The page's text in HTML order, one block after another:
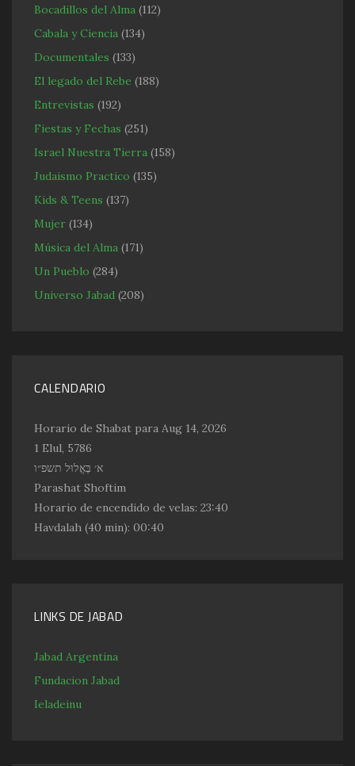
Bocadillos del Alma (112)
Cabala y Ciencia (134)
Documentales (133)
El legado del Rebe (188)
Entrevistas (192)
Fiestas y Fechas (251)
Israel Nuestra Tierra (158)
Judaismo Practico (135)
Kids & Teens (137)
Mujer (134)
Música del Alma (171)
Un Pueblo (284)
Universo Jabad (208)
CALENDARIO
Horario de Shabat para Aug 14, 2026
1 Elul, 5786
א׳ בֶּאֱלוּל תשפ״ו
Parashat Shoftim
Horario de encendido de velas: 23:40
Havdalah (40 min): 00:40
LINKS DE JABAD
Jabad Argentina
Fundacion Jabad
Ieladeinu